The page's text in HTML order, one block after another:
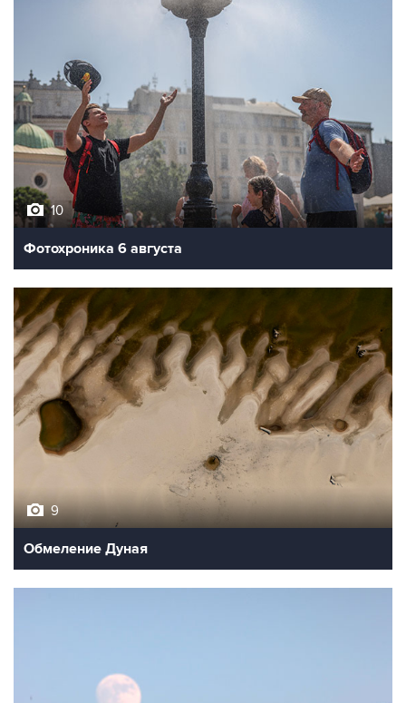
Фотохроника 6 августа
Обмеление Дуная